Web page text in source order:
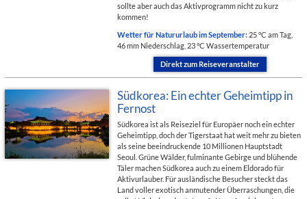
sollte aber auch das Aktivprogramm nicht zu kurz
kommen!
Wetter für Natururlaub im September: 25 °C am Tag,
46 mm Niederschlag, 23 °C Wassertemperatur
Direkt zum Reiseveranstalter
Südkorea: Ein echter Geheimtipp in
Fernost
Südkorea ist als Reiseziel für Europäer noch ein echter
Geheimtipp, doch der Tigerstaat hat weit mehr zu bieten
als seine beeindruckende 10 Millionen Hauptstadt
Seoul. Grüne Wälder, fulminante Gebirge und blühende
Täler machen Südkorea auch zu einem Eldorado für
Aktivurlauber. Für ausländische Besucher steckt das
Land voller exotisch anmutender Überraschungen, die